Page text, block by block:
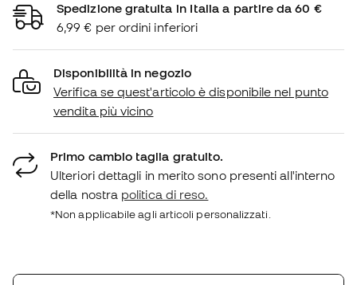
Spedizione gratuita in Italia a partire da 60 €
6,99 € per ordini inferiori
Disponibilità in negozio
Verifica se quest'articolo è disponibile nel punto
vendita più vicino
Primo cambio taglia gratuito.
Ulteriori dettagli in merito sono presenti all'interno
della nostra politica di reso.
*Non applicabile agli articoli personalizzati.